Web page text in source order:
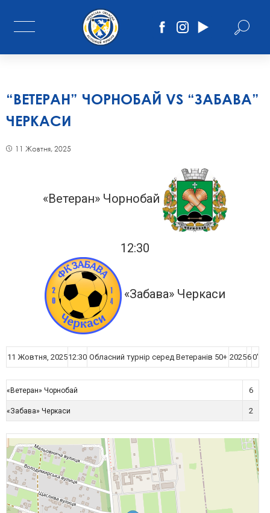
“ВЕТЕРАН” ЧОРНОБАЙ VS “ЗАБАВА”
ЧЕРКАСИ
11 Жовтня, 2025
«Ветеран» Чорнобай
12:30
«Забава» Черкаси
11 Жовтня, 202512:30 Обласний турнір серед Ветеранів 50+ 202560'
«Ветеран» Чорнобай 6
«Забава» Черкаси 2